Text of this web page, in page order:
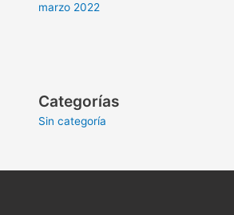
marzo 2022
Categorías
Sin categoría